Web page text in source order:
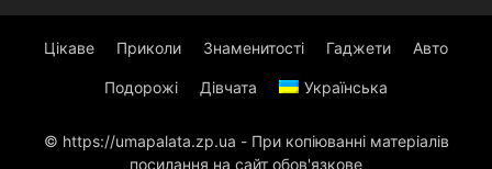
Цікаве Приколи Знаменитості Гаджети Авто
Подорожі Дівчата Українська
© https://umapalata.zp.ua - При копіюванні матеріалів
посилання на сайт обов'язкове